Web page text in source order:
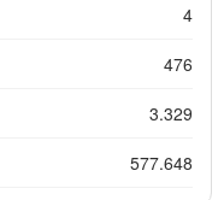
4
476
3.329
577.648